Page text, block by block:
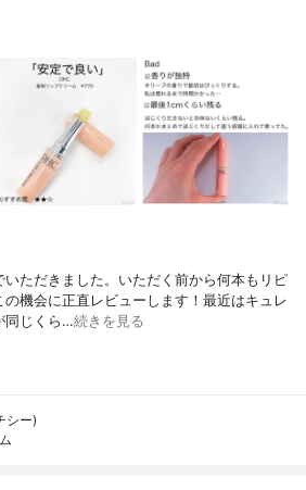
ただきました。いただく前から何本もリピ
機会に正直レビューします！最近はキュレ
同じくら…続きを見る
シー)